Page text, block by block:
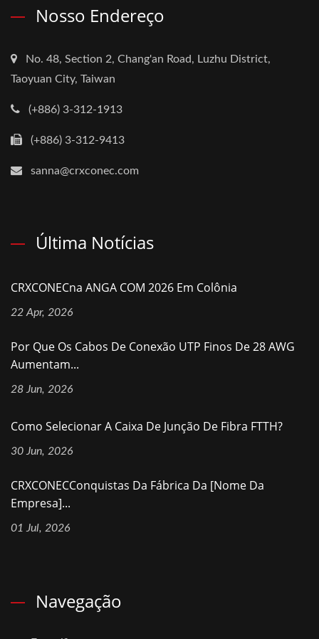
Nosso Endereço
No. 48, Section 2, Chang'an Road, Luzhu District,
Taoyuan City, Taiwan
(+886) 3-312-1913
(+886) 3-312-9413
sanna@crxconec.com
Última Notícias
CRXCONECna ANGA COM 2026 Em Colônia
22 Apr, 2026
Por Que Os Cabos De Conexão UTP Finos De 28 AWG
Aumentam...
28 Jun, 2026
Como Selecionar A Caixa De Junção De Fibra FTTH?
30 Jun, 2026
CRXCONECConquistas Da Fábrica Da [nome Da
Empresa]...
01 Jul, 2026
Navegação